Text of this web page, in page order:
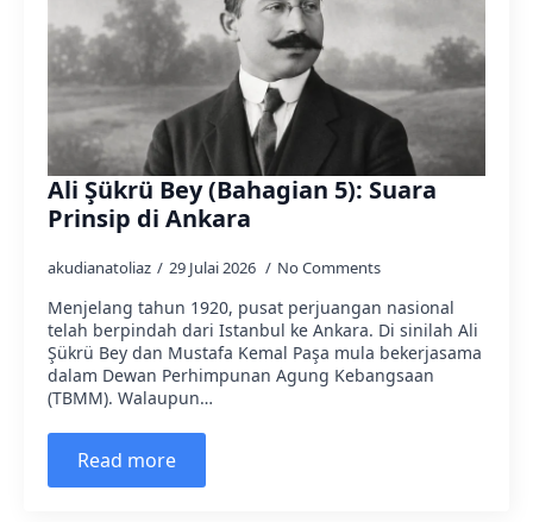
Ali Şükrü Bey (Bahagian 5): Suara
Prinsip di Ankara
akudianatoliaz 29 Julai 2026 No Comments
Menjelang tahun 1920, pusat perjuangan nasional
telah berpindah dari Istanbul ke Ankara. Di sinilah Ali
Şükrü Bey dan Mustafa Kemal Paşa mula bekerjasama
dalam Dewan Perhimpunan Agung Kebangsaan
(TBMM). Walaupun…
Read more